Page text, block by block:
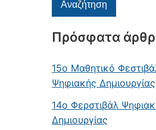
Αναζήτηση
Πρόσφατα
15ο Μαθητικό
Ψηφιακής Δημιουργίας
14o Φερστιβάλ
Δημιουργίας